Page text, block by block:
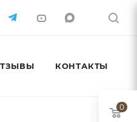
КОНТАКТЫ
0